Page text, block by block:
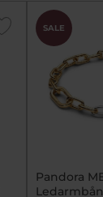
SALE
Pandora